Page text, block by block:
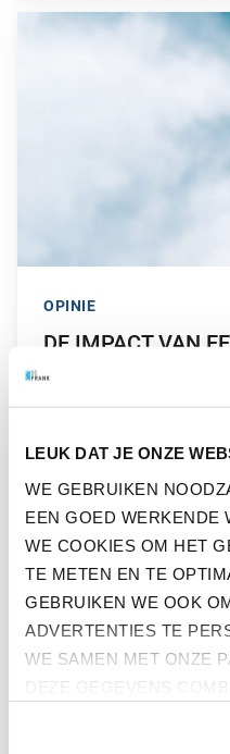
LEUK DAT JE ONZE
WE GEBRUIKEN
EEN GOED WERKENDE
WE COOKIES OM HET
TE METEN EN TE
GEBRUIKEN WE OOK
ADVERTENTIES TE
WE SAMEN MET ONZE
ACCEPTEREN' ALS JE
GA NAAR “DE IMPACT
DE IMPACT VAN
PENSIOEN
OPINIE
GA NAAR “WAAROM EEN
WAAROM EEN